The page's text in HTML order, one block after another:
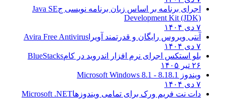
اجرای برنامه بر اساس زبان برنامه نویسی جJava SE
Development Kit (JDK)
۷ دی ۱۴۰۴
آنتی ویروس رایگان و قدرتمند آویرا Avira Free Antivirus
۷ دی ۱۴۰۴
بلو استکس اجرای نرم افزار اندروید در کامBlueStacks
۲۶ تیر ۱۴۰۵
ویندوز 8.1
8.1 - Microsoft Windows 8.1
۷ دی ۱۴۰۴
دات نت فریم ورک برای تمامی ویندوزهاMicrosoft .NET